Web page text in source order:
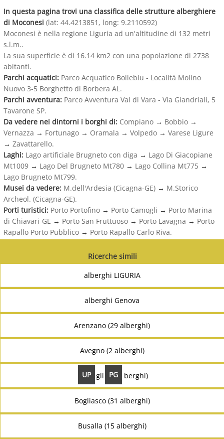
UP PG
In questa pagina trovi una classifica delle strutture alberghiere
di Moconesi (lat: 44.4213851, long: 9.2110592)
Moconesi è nella regione Liguria ad un'altitudine di 132 metri
s.l.m..
La sua superficie è di 16.14 km2 con una popolazione di 2738
abitanti.
Parchi acquatici: Parco Acquatico Bolleblu - Località Molino
Nuovo 3-5 Borghetto di Borbera AL.
Parchi avventura: Parco Avventura Val di Vara - Via Giandriali, 5
Tavarone SP.
Da vedere nei dintorni i borghi di: Compiano → Bobbio →
Vernazza → Fortunago → Oramala → Volpedo → Varese Ligure
→ Zavattarello.
Laghi: Lago artificiale Brugneto con diga → Lago Di Giacopiane
Mt1009 → Lago Del Brugneto Mt780 → Lago Collina Mt775 →
Lago Brugneto Mt799.
Musei da vedere: M.dell'Ardesia (Cicagna-GE) → M.Storico
Archeol. (Cicagna-GE).
Porti turistici: Porto Portofino → Porto Camogli → Porto Marina
di Chiavari-GE → Porto San Fruttuoso → Porto Lavagna → Porto
Rapallo Porto Pubblico → Porto Rapallo Carlo Riva.
Ricerche simili
alberghi LIGURIA
alberghi Genova
Arenzano (29 alberghi)
Avegno (2 alberghi)
Bargagli (13 alberghi)
Bogliasco (31 alberghi)
Busalla (15 alberghi)